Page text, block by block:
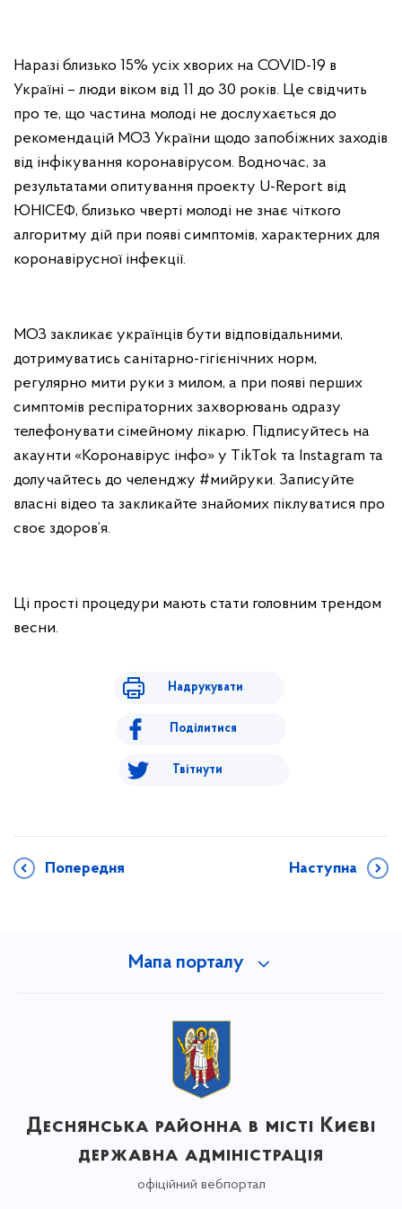
Наразі близько 15% усіх хворих на COVID-19 в
Україні – люди віком від 11 до 30 років. Це свідчить
про те, що частина молоді не дослухається до
рекомендацій МОЗ України щодо запобіжних заходів
від інфікування коронавірусом. Водночас, за
результатами опитування проекту U-Report від
ЮНІСЕФ, близько чверті молоді не знає чіткого
алгоритму дій при появі симптомів, характерних для
коронавірусної інфекції.
МОЗ закликає українців бути відповідальними,
дотримуватись санітарно-гігієнічних норм,
регулярно мити руки з милом, а при появі перших
симптомів респіраторних захворювань одразу
телефонувати сімейному лікарю. Підписуйтесь на
акаунти «Коронавірус інфо» у TikTok та Instagram та
долучайтесь до челенджу #мийруки. Записуйте
власні відео та закликайте знайомих піклуватися про
своє здоров’я.
Ці прості процедури мають стати головним трендом
весни.
Надрукувати
Поділитися
Твітнути
Попередня Наступна
Мапа порталу
Деснянська районна в місті Києві
державна адміністрація
офіційний вебпортал